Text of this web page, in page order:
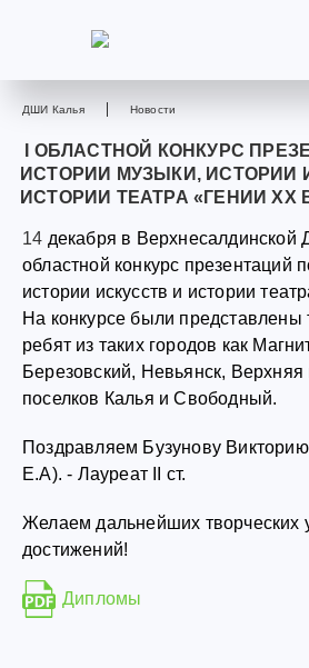
ДШИ Калья Новости
I ОБЛАСТНОЙ КОНКУРС
ИСТОРИИ МУЗЫКИ, ИСТОРИИ
ИСТОРИИ ТЕАТРА «ГЕНИИ XX
14 декабря в Верхнесалдинской
областной конкурс презентаций
истории искусств и истории
На конкурсе были представлены
ребят из таких городов как
Березовский, Невьянск,
поселков Калья и Свободный.
Поздравляем Бузунову
Е.А). - Лауреат II ст.
Желаем дальнейших творческих
достижений!
Дипломы